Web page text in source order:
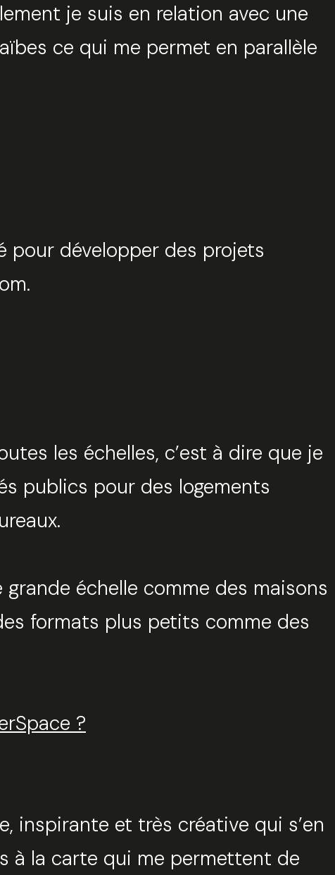
je suis en relation avec une
ce qui me permet en parallèle
pour développer des projets
les échelles, c’est à dire que je
publics pour des logements
échelle comme des maisons
formats plus petits comme des
?
inspirante et très créative qui s’en
à la carte qui me permettent de
une manufacture
une durée